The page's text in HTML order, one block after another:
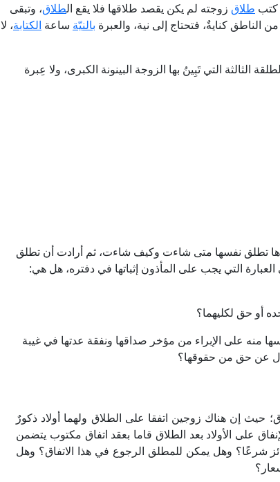
كتب طلاق زوجته لم يكن يقصد طلاقها فلا يقع الطلاق، وتبقى
من الناطق كنايةٌ، فتحتاج إلى نية، والعبرة بالنيّة ساعة الكتابة، لا
الثالثة التي تَبِينُ بها الزوجة البينونة الكبرى، ولا عِبرة
تطلق نفسها متى شاءت وكيف شاءت، ثم أرادت أن تطلق
التي يجب على المأذون إثباتها في دفتره، هل هي:
أو حق لكليهما؟
منه على الإبراء من مؤخر صداقها ونفقة عدتها في غيبة
عن حق من حقوقها؟
حيث إن هناك زوجين اتفقا على الطلاق ولهما أولاد ذكورٌ
على الأولاد بعد الطلاق قاما بعقد اتفاق مكتوب يتضمن
جائز شرعًا؟ وهل يمكن للمطلق الرجوع في هذا الاتفاق؟ وهل